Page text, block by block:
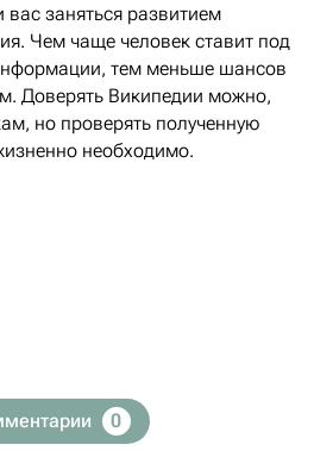
вас заняться развитием
Чем чаще человек ставит под
тем меньше шансов
Доверять Википедии можно,
но проверять полученную
необходимо.
0